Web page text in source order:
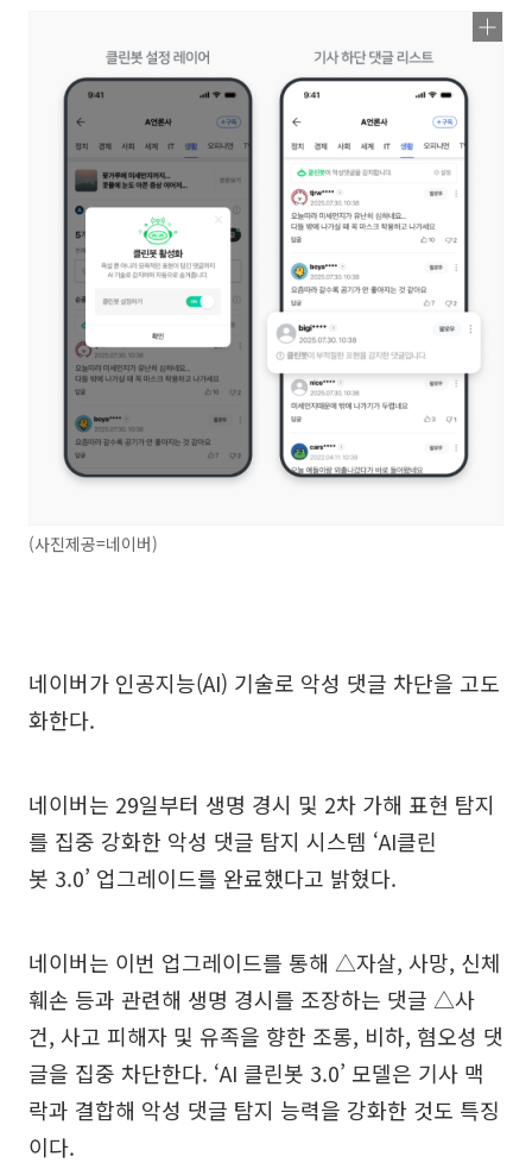
(사진제공=네이버)
네이버가 인공지능(AI) 기술로 악성 댓글 차단을 고도
화한다.
네이버는 29일부터 생명 경시 및 2차 가해 표현 탐지
를 집중 강화한 악성 댓글 탐지 시스템 ‘AI클린
봇 3.0’ 업그레이드를 완료했다고 밝혔다.
네이버는 이번 업그레이드를 통해 △자살, 사망, 신체
훼손 등과 관련해 생명 경시를 조장하는 댓글 △사
건, 사고 피해자 및 유족을 향한 조롱, 비하, 혐오성 댓
글을 집중 차단한다. ‘AI 클린봇 3.0’ 모델은 기사 맥
락과 결합해 악성 댓글 탐지 능력을 강화한 것도 특징
이다.